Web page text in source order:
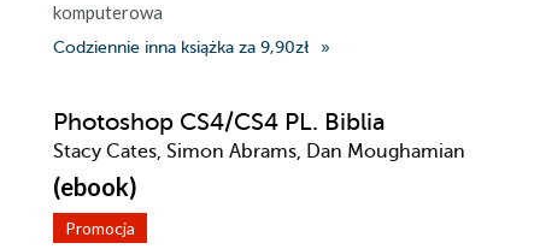
komputerowa
Codziennie inna książka za 9,90zł
Photoshop CS4/CS4 PL. Biblia
Stacy Cates, Simon Abrams, Dan Moughamian
(ebook)
Promocja